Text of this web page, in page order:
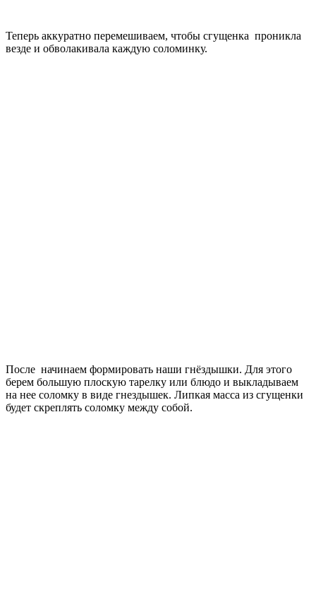
Теперь аккуратно перемешиваем, чтобы сгущенка проникла
везде и обволакивала каждую соломинку.
После начинаем формировать наши гнёздышки. Для этого
берем большую плоскую тарелку или блюдо и выкладываем
на нее соломку в виде гнездышек. Липкая масса из сгущенки
будет скреплять соломку между собой.